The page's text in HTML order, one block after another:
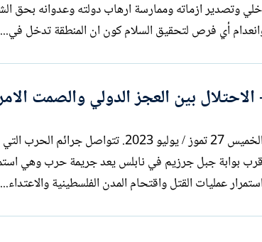
وتصدير ازماته وممارسة ارهاب دولته وعدوانه بحق
وانعدام أي فرص لتحقيق السلام كون ان المنطقة تدخل في...
بين العجز الدولي والصمت
بقلم : سري القدوة الخميس 27 تموز / يوليو
قرب بوابة جبل جرزيم في نابلس يعد جريمة حرب وهي